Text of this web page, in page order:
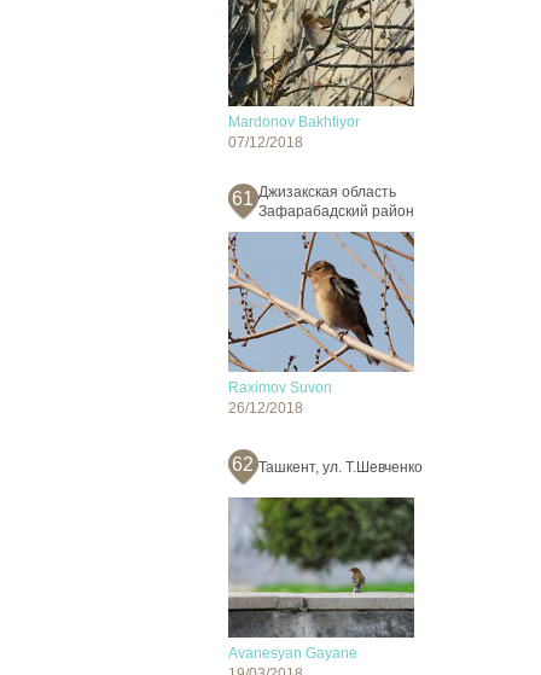
Mardonov Bakhtiyor
07/12/2018
61 Джизакская область
Зафарабадский район
Raximov Suvon
26/12/2018
62 Ташкент, ул. Т.Шевченко
Avanesyan Gayane